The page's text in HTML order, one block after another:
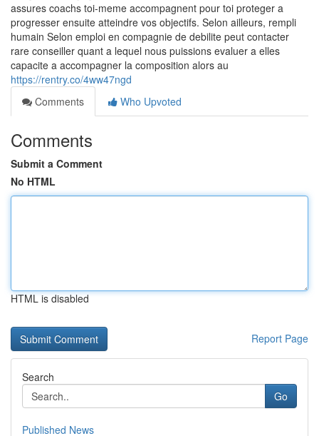
assures coachs toi-meme accompagnent pour toi proteger a
progresser ensuite atteindre vos objectifs. Selon ailleurs, rempli
humain Selon emploi en compagnie de debilite peut contacter
rare conseiller quant a lequel nous puissions evaluer a elles
capacite a accompagner la composition alors au
https://rentry.co/4ww47ngd
Comments
Who Upvoted
Comments
Submit a Comment
No HTML
HTML is disabled
Report Page
Search
Go
Published News